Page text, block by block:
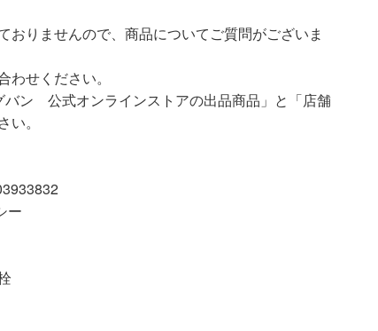
おりませんので、商品についてご質問がございま
せください。
バン 公式オンラインストアの出品商品」と「店舗
。
ー